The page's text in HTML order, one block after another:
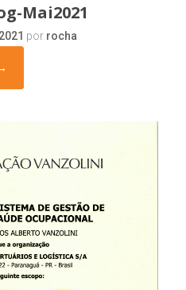
Mai2021
por rocha